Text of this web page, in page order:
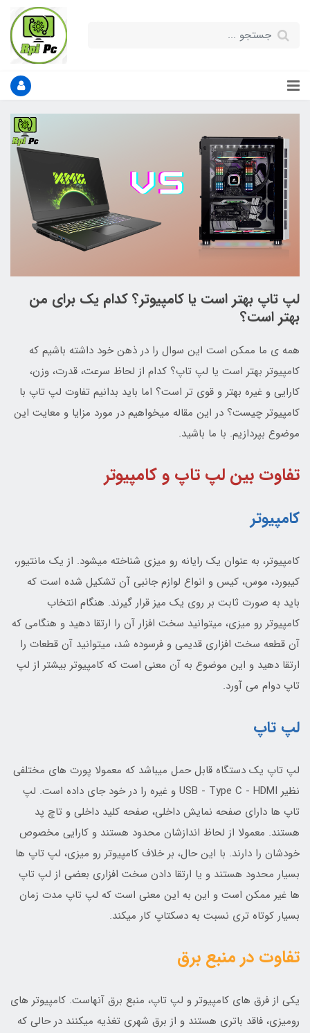
لپ تاپ بهتر است یا کامپیوتر؟ کدام یک برای من
بهتر است؟
همه ی ما ممکن است این سوال را در ذهن خود داشته باشیم که
کامپیوتر بهتر است یا لپ تاپ؟ کدام از لحاظ سرعت، قدرت، وزن،
کارایی و غیره بهتر و قوی تر است؟ اما باید بدانیم تفاوت لپ تاپ با
کامپیوتر چیست؟ در این مقاله میخواهیم در مورد مزایا و معایت این
موضوع بپردازیم. با ما باشید.
تفاوت بین لپ تاپ و کامپیوتر
کامپیوتر
کامپیوتر، به عنوان یک رایانه رو میزی شناخته میشود. از یک مانتیور،
کیبورد، موس، کیس و انواع لوازم جانبی آن تشکیل شده است که
باید به صورت ثابت بر روی یک میز قرار گیرند. هنگام انتخاب
کامپیوتر رو میزی، میتوانید سخت افزار آن را ارتقا دهید و هنگامی که
آن قطعه سخت افزاری قدیمی و فرسوده شد، میتوانید آن قطعات را
ارتقا دهید و این موضوع به آن معنی است که کامپیوتر بیشتر از لپ
تاپ دوام می آورد.
لپ تاپ
لپ تاپ یک دستگاه قابل حمل میباشد که معمولا پورت های مختلفی
نظیر USB - Type C - HDMI و غیره را در خود جای داده است. لپ
تاپ ها دارای صفحه نمایش داخلی، صفحه کلید داخلی و تاچ پد
هستند. معمولا از لحاظ اندازشان محدود هستند و کارایی مخصوص
خودشان را دارند. با این حال، بر خلاف کامپیوتر رو میزی، لپ تاپ ها
بسیار محدود هستند و یا ارتقا دادن سخت افزاری بعضی از لپ تاپ
ها غیر ممکن است و این به این معنی است که لپ تاپ مدت زمان
بسیار کوتاه تری نسبت به دسکتاپ کار میکند.
تفاوت در منبع برق
یکی از فرق های کامپیوتر و لپ تاپ، منبع برق آنهاست. کامپیوتر های
رومیزی، فاقد باتری هستند و از برق شهری تغذیه میکنند در حالی که